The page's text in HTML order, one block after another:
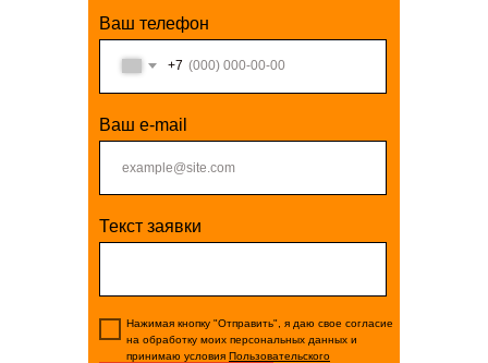
Ваш телефон
+7
Ваш e-mail
Текст заявки
Нажимая кнопку "Отправить", я даю свое согласие
на обработку моих персональных данных и
принимаю условия Пользовательского